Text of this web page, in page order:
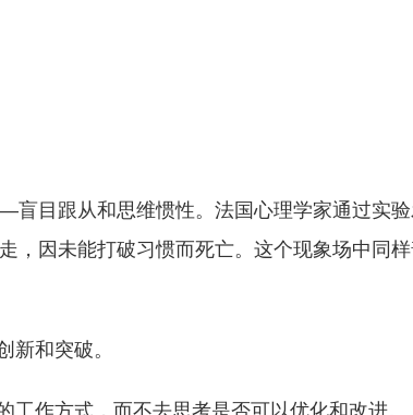
目跟从和思维惯性。法国心理学家通过实
，因未能打破习惯而死亡。这个现象场中同
新和突破。
作方式，而不去思考是否可以优化和改进。